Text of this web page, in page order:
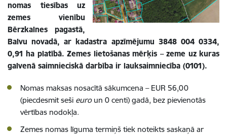
nomas tiesības uz
zemes vienību
Bērzkalnes pagastā,
Balvu novadā, ar kadastra apzīmējumu 3848 004 0334,
0,91 ha platībā. Zemes lietošanas mērķis – zeme uz kuras
galvenā saimnieciskā darbība ir lauksaimniecība (0101).
Nomas maksas nosacītā sākumcena – EUR 56,00
(piecdesmit seši euroun 0 centi) gadā, bez pievienotās
vērtības nodokļa.
Zemes nomas līguma termiņš tiek noteikts saskaņā ar